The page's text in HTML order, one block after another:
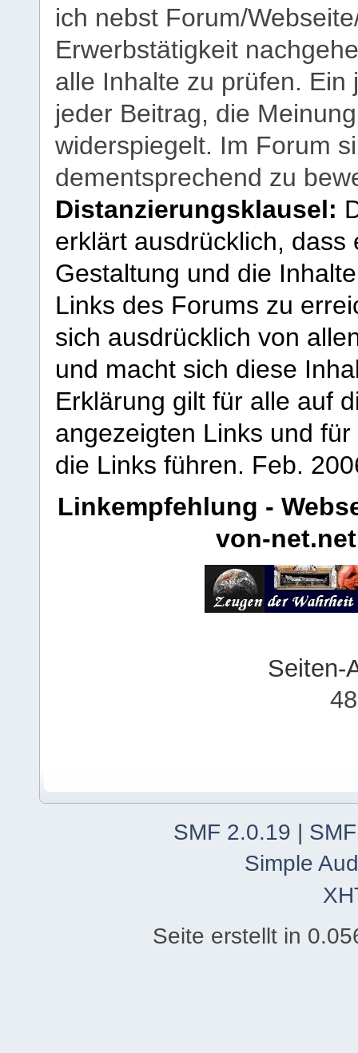
ich nebst Forum/
Erwerbstätigkeit
alle Inhalte zu prüfen.
jeder Beitrag, die
widerspiegelt. Im Forum
dementsprechend zu
Distanzierungsklausel:
erklärt ausdrücklich,
Gestaltung und die
Links des Forums zu
sich ausdrücklich von
und macht sich diese
Erklärung gilt für alle auf
angezeigten Links und
die Links führen. Feb.
Linkempfehlung -
von-net.net
Seiten-
SMF 2.0.19
Simple
Seite erstellt in